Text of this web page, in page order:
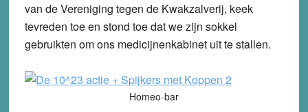
van de Vereniging tegen de Kwakzalverij, keek
tevreden toe en stond toe dat we zijn sokkel
gebruikten om ons medicijnenkabinet uit te stallen.
Homeo-bar